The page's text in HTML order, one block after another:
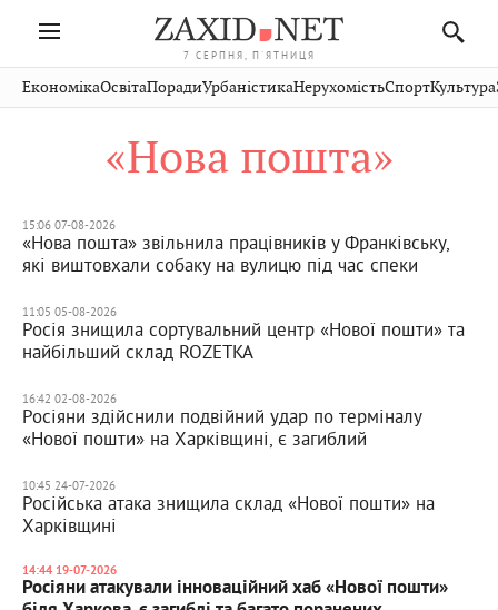
7 СЕРПНЯ, П'ЯТНИЦЯ
Івано-
Франківськ
Волинь
Рівне
Чернівці
Стрий
Хмельницький
Публікації
Авто СловкоКультура
Кіно Дім СпортКраєзнавство
ЕкономікаОсвітаПорадиУрбаністикаНерухомістьСпортКультура
«Нова пошта»
15:06 07-08-2026
«Нова пошта» звільнила працівників у Франківську,
які виштовхали собаку на вулицю під час спеки
11:05 05-08-2026
Росія знищила сортувальний центр «Нової пошти» та
найбільший склад ROZETKA
16:42 02-08-2026
Росіяни здійснили подвійний удар по терміналу
«Нової пошти» на Харківщині, є загиблий
10:45 24-07-2026
Російська атака знищила склад «Нової пошти» на
Харківщині
14:44 19-07-2026
Росіяни атакували інноваційний хаб «Нової пошти»